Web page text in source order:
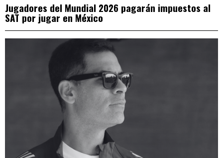
Jugadores del Mundial 2026 pagarán impuestos al
SAT por jugar en México